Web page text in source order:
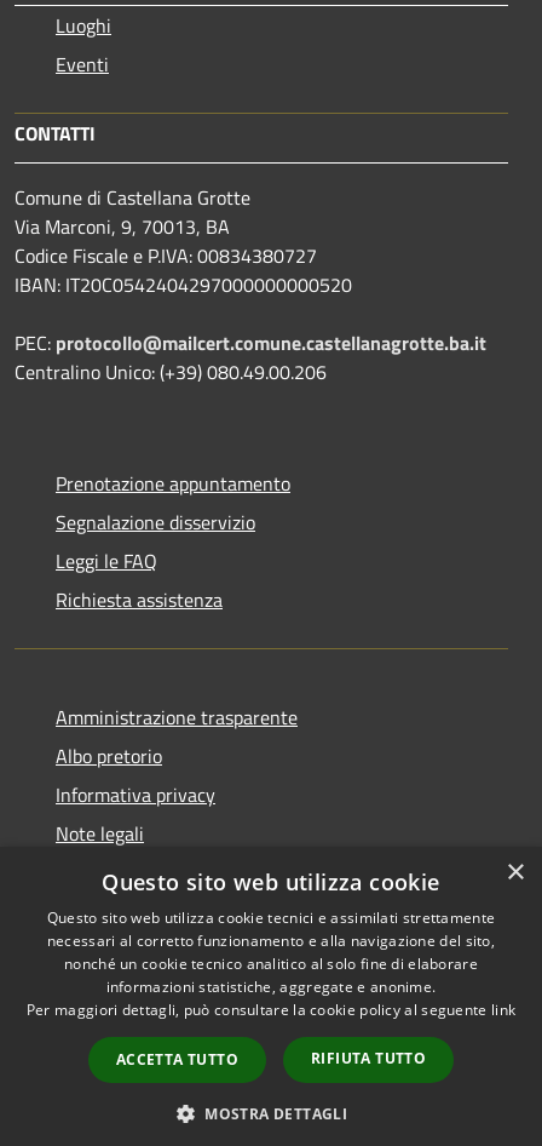
Luoghi
Eventi
CONTATTI
Comune di Castellana Grotte
Via Marconi, 9, 70013, BA
Codice Fiscale e P.IVA: 00834380727
IBAN: IT20C0542404297000000000520
PEC: protocollo@mailcert.comune.castellanagrotte.ba.it
Centralino Unico: (+39) 080.49.00.206
Prenotazione appuntamento
Segnalazione disservizio
Leggi le FAQ
Richiesta assistenza
Amministrazione trasparente
Albo pretorio
Informativa privacy
Note legali
Dichiarazione di accessibilità
Accessibilità
Copyright © 2026 • Comune di
Castellana Grotte • Powered
byMunicipium
Accesso
redazione
×
Questo sito web utilizza cookie
Questo sito web utilizza cookie tecnici e assimilati strettamente
necessari al corretto funzionamento e alla navigazione del sito,
nonché un cookie tecnico analitico al solo fine di elaborare
informazioni statistiche, aggregate e anonime.
Per maggiori dettagli, può consultare la cookie policy al seguente link
ACCETTA TUTTO RIFIUTA TUTTO
MOSTRA DETTAGLI